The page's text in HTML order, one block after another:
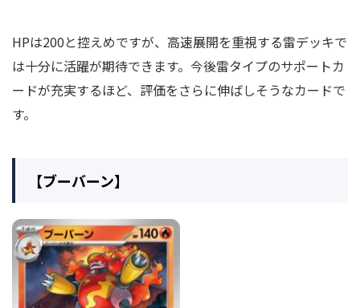
HPは200と控えめですが、高速展開を重視する雷デッキで
は十分に活躍が期待できます。今後雷タイプのサポートカ
ードが充実するほど、評価をさらに伸ばしそうなカードで
す。
【ブーバーン】